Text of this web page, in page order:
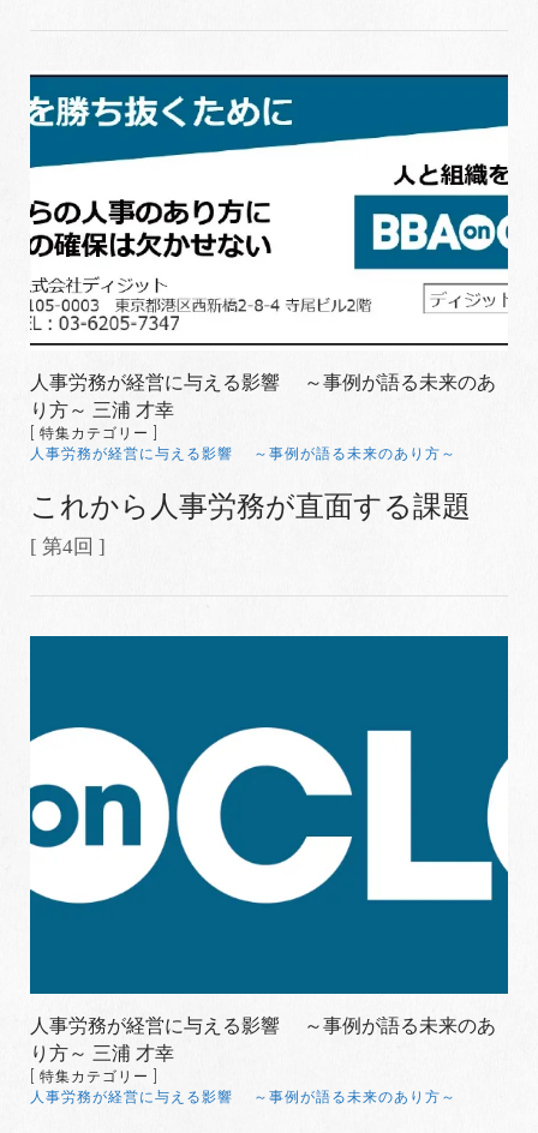
人事労務が経営に与える影響 ～事例が語る未来のあ
り方～ 三浦 才幸
[ 特集カテゴリー ]
人事労務が経営に与える影響 ～事例が語る未来のあり方～
これから人事労務が直面する課題
[ 第4回 ]
人事労務が経営に与える影響 ～事例が語る未来のあ
り方～ 三浦 才幸
[ 特集カテゴリー ]
人事労務が経営に与える影響 ～事例が語る未来のあり方～